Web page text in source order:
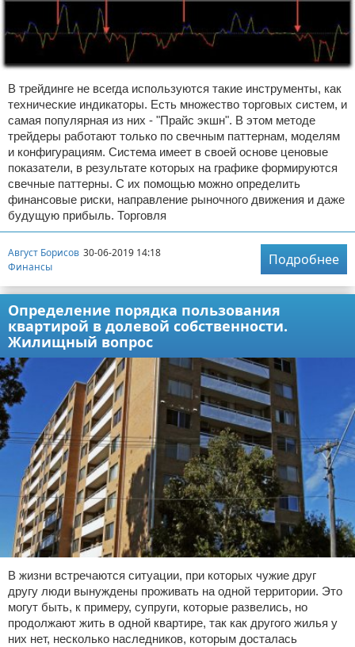
В трейдинге не всегда используются такие инструменты, как
технические индикаторы. Есть множество торговых систем, и
самая популярная из них - "Прайс экшн". В этом методе
трейдеры работают только по свечным паттернам, моделям
и конфигурациям. Система имеет в своей основе ценовые
показатели, в результате которых на графике формируются
свечные паттерны. С их помощью можно определить
финансовые риски, направление рыночного движения и даже
будущую прибыль. Торговля
Август Борисов 30-06-2019 14:18
Финансы
Подробнее
Определение порядка пользования
квартирой в долевой собственности.
Жилищный вопрос
В жизни встречаются ситуации, при которых чужие друг
другу люди вынуждены проживать на одной территории. Это
могут быть, к примеру, супруги, которые развелись, но
продолжают жить в одной квартире, так как другого жилья у
них нет, несколько наследников, которым досталась